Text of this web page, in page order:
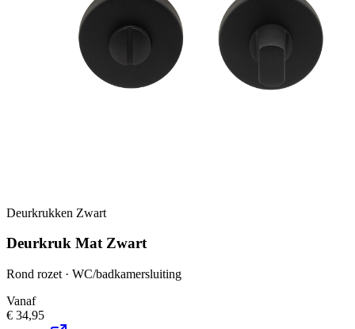
Deurkrukken Zwart
Deurkruk Mat Zwart
Rond rozet · WC/badkamersluiting
Vanaf
€ 34,95